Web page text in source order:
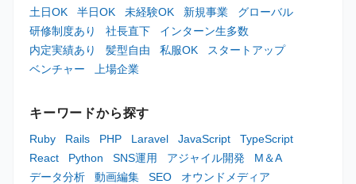
土日OK
半日OK 未経験OK 新規事業
グローバル
研修制度あり
社長直下
インターン生多数
内定実績あり
髪型自由 私服OK
スタートアップ
ベンチャー
上場企業
キーワードから探す
Ruby Rails PHP Laravel JavaScript
TypeScript
React
Python SNS運用 アジャイル開発
M＆A
データ分析
動画編集 SEO
オウンドメディア